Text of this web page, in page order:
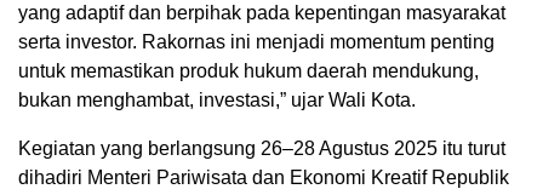
yang adaptif dan berpihak pada kepentingan masyarakat
serta investor. Rakornas ini menjadi momentum penting
untuk memastikan produk hukum daerah mendukung,
bukan menghambat, investasi,” ujar Wali Kota.
Kegiatan yang berlangsung 26–28 Agustus 2025 itu turut
dihadiri Menteri Pariwisata dan Ekonomi Kreatif Republik